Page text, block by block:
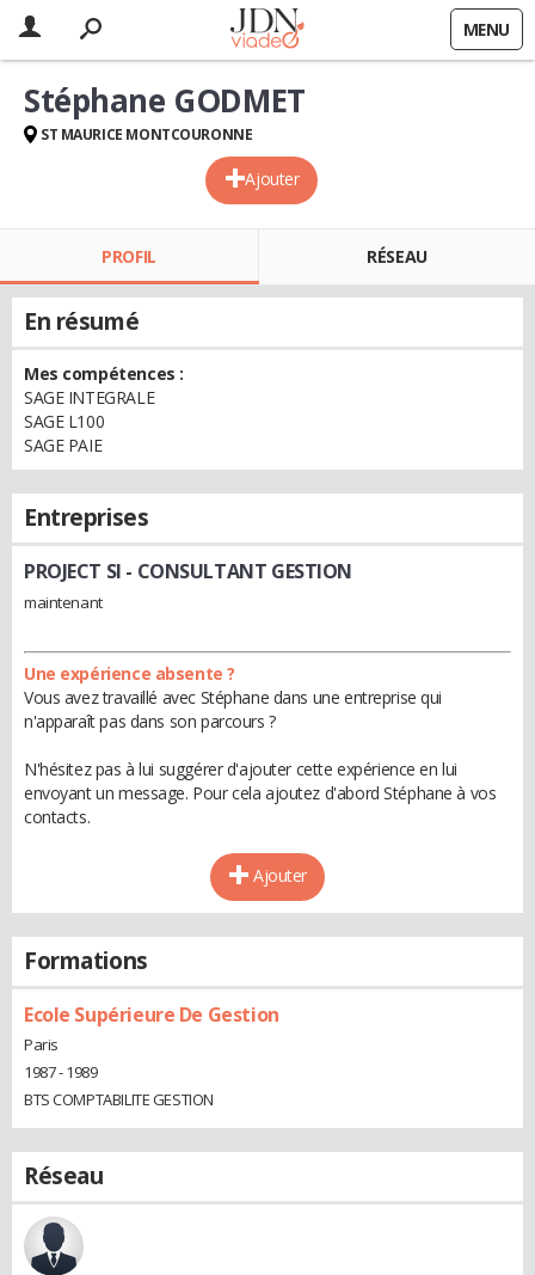
MENU
Ajouter
Stéphane GODMET
ST MAURICE MONTCOURONNE
PROFIL RÉSEAU
En résumé
Mes compétences :
SAGE INTEGRALE
SAGE L100
SAGE PAIE
Entreprises
PROJECT SI - CONSULTANT GESTION
maintenant
Une expérience absente ?
Vous avez travaillé avec Stéphane dans une entreprise qui
n'apparaît pas dans son parcours ?
N'hésitez pas à lui suggérer d'ajouter cette expérience en lui
envoyant un message. Pour cela ajoutez d'abord Stéphane à vos
contacts.
Ajouter
Formations
Ecole Supérieure De Gestion
Paris
1987 - 1989
BTS COMPTABILITE GESTION
Réseau